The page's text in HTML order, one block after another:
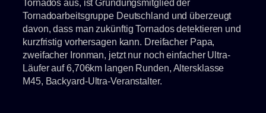
Tornados aus, ist Gründungsmitglied der
Tornadoarbeitsgruppe Deutschland und überzeugt
davon, dass man zukünftig Tornados detektieren und
kurzfristig vorhersagen kann. Dreifacher Papa,
zweifacher Ironman, jetzt nur noch einfacher Ultra-
Läufer auf 6,706km langen Runden, Altersklasse
M45, Backyard-Ultra-Veranstalter.